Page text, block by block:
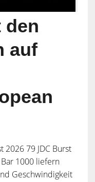
den
auf
2026 79 JDC Burst
1000 liefern
Geschwindigkeit